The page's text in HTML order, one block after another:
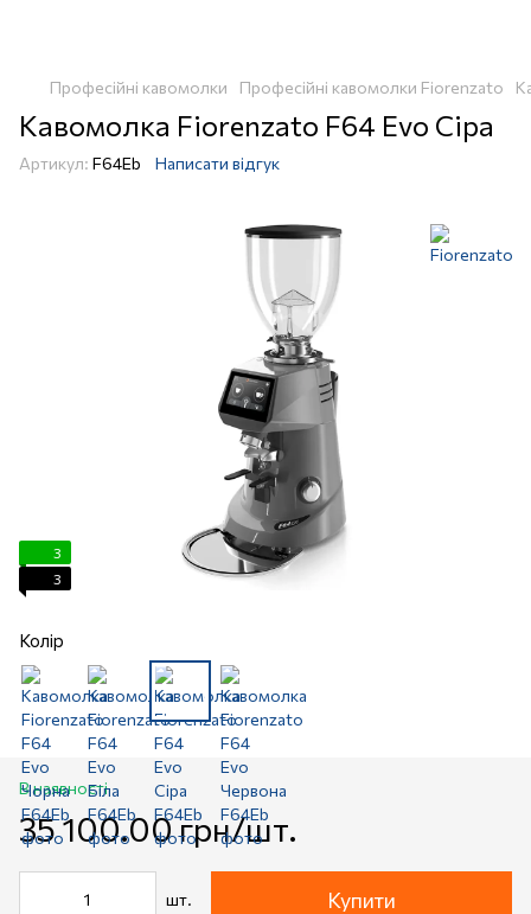
Професійні кавомолки Професійні кавомолки Fiorenzato
Кавомолка Fiorenzato F64 Evo Сіра
Артикул: F64Eb Написати відгук
3
3
Колір
В наявності
35 100.00 грн/шт.
шт. Купити